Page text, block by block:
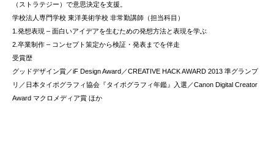
（ストラテジー）で意思決定を支援。
学校法人専門学校 東洋美術学校 非常勤講師（担当科目）
1.発想表現 – 面白いアイデアを生むための発想方法と表現を学ぶ
2.卒業制作 – コンセプト策定から検証・発表までを伴走
受賞歴
グッドデザイン賞／iF Design Award／CREATIVE HACK AWARD 2013 準グランプ
リ／日本タイポグラフィ協会『タイポグラフィ年鑑』入選／Canon Digital Creator
Award マクロメディア賞 ほか